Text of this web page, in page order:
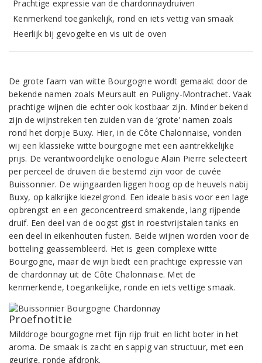
Prachtige expressie van de chardonnaydruiven
Kenmerkend toegankelijk, rond en iets vettig van smaak
Heerlijk bij gevogelte en vis uit de oven
De grote faam van witte Bourgogne wordt gemaakt door de
bekende namen zoals Meursault en Puligny-Montrachet. Vaak
prachtige wijnen die echter ook kostbaar zijn. Minder bekend
zijn de wijnstreken ten zuiden van de ‘grote’ namen zoals
rond het dorpje Buxy. Hier, in de Côte Chalonnaise, vonden
wij een klassieke witte bourgogne met een aantrekkelijke
prijs. De verantwoordelijke oenologue Alain Pierre selecteert
per perceel de druiven die bestemd zijn voor de cuvée
Buissonnier. De wijngaarden liggen hoog op de heuvels nabij
Buxy, op kalkrijke kiezelgrond. Een ideale basis voor een lage
opbrengst en een geconcentreerd smakende, lang rijpende
druif. Een deel van de oogst gist in roestvrijstalen tanks en
een deel in eikenhouten fusten. Beide wijnen worden voor de
botteling geassembleerd. Het is geen complexe witte
Bourgogne, maar de wijn biedt een prachtige expressie van
de chardonnay uit de Côte Chalonnaise. Met de
kenmerkende, toegankelijke, ronde en iets vettige smaak.
Proefnotitie
Milddroge bourgogne met fijn rijp fruit en licht boter in het
aroma. De smaak is zacht en sappig van structuur, met een
geurige, ronde afdronk.